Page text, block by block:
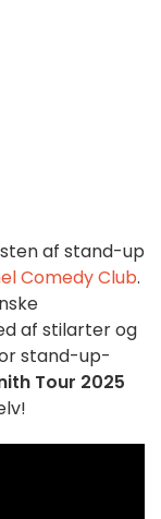
af stand-up
Comedy Club.
af stilarter og
stand-up-
Tour 2025